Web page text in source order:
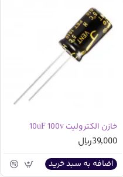
از این خازن می باشید
ابتدا وارد قطعات
ها رفته و وارد دسته بندی
توسط فیلتری که در سمت
بندی خازن های
نیاز خود را مشاهده
خازن الکترولیت 10uF 100v
39,000ریال
اضافه به سبد خرید